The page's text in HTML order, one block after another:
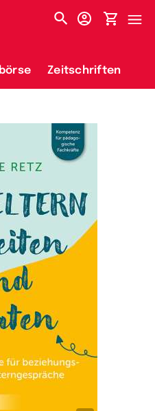
Zeitschriften